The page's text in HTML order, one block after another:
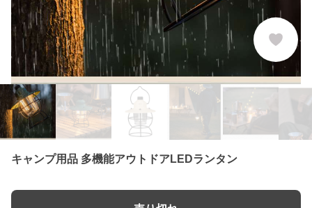
キャンプ用品 多機能アウトドアLEDランタン